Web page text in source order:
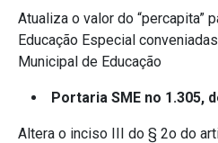
Atualiza o valor do “percapita”
Educação Especial
Municipal de Educação
Portaria SME no 1.305,
Altera o inciso III do § 2o do